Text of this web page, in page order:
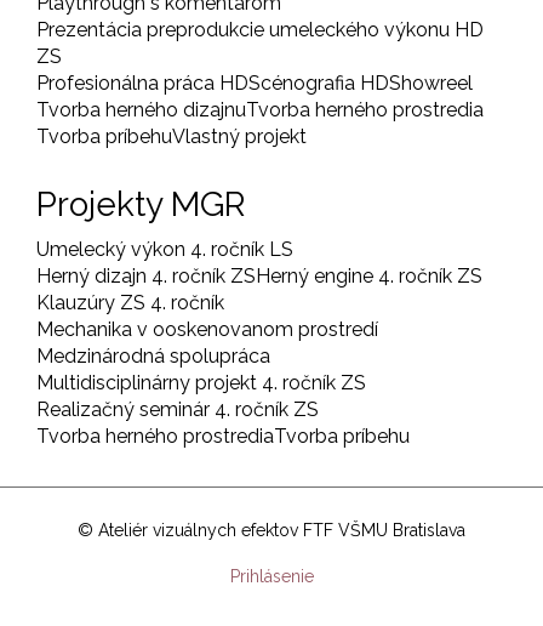
Prezentácia preprodukcie umeleckého výkonu HD
ZS
Profesionálna práca HDScénografia HDShowreel
Tvorba herného dizajnuTvorba herného prostredia
Tvorba príbehuVlastný projekt
Projekty MGR
Umelecký výkon 4. ročník LS
Herný dizajn 4. ročník ZSHerný engine 4. ročník ZS
Klauzúry ZS 4. ročník
Mechanika v ooskenovanom prostredí
Medzinárodná spolupráca
Multidisciplinárny projekt 4. ročník ZS
Realizačný seminár 4. ročník ZS
Tvorba herného prostrediaTvorba príbehu
© Ateliér vizuálnych efektov FTF VŠMU Bratislava
Prihlásenie